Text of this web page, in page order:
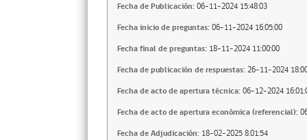
Fecha de Publicación: 06-11-2024 15:48:03
Fecha inicio de preguntas: 06-11-2024 16:05:00
Fecha final de preguntas: 18-11-2024 11:00:00
Fecha de publicación de respuestas: 26-11-2024
Fecha de acto de apertura técnica: 06-12-2024
Fecha de acto de apertura económica (referencial):
Fecha de Adjudicación: 18-02-2025 8:01:54